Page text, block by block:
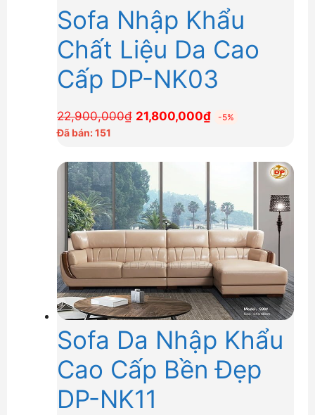
Sofa Nhập Khẩu
Chất Liệu Da Cao
Cấp DP-NK03
22,900,000₫ Giá
22,900,000₫.
21,800,000₫Giá
21,800,000₫.
-5%
Đã bán: 151
Sofa Da Nhập Khẩu
Cao Cấp Bền Đẹp
DP-NK11